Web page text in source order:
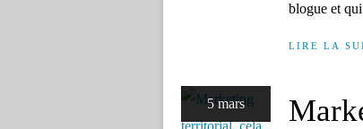
blogue et
LIRE LA
5 mars